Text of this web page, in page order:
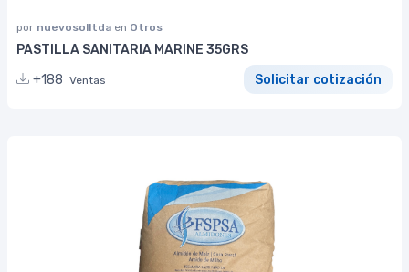
por nuevosolltda en Otros
PASTILLA SANITARIA MARINE 35GRS
+188 Ventas Solicitar cotización